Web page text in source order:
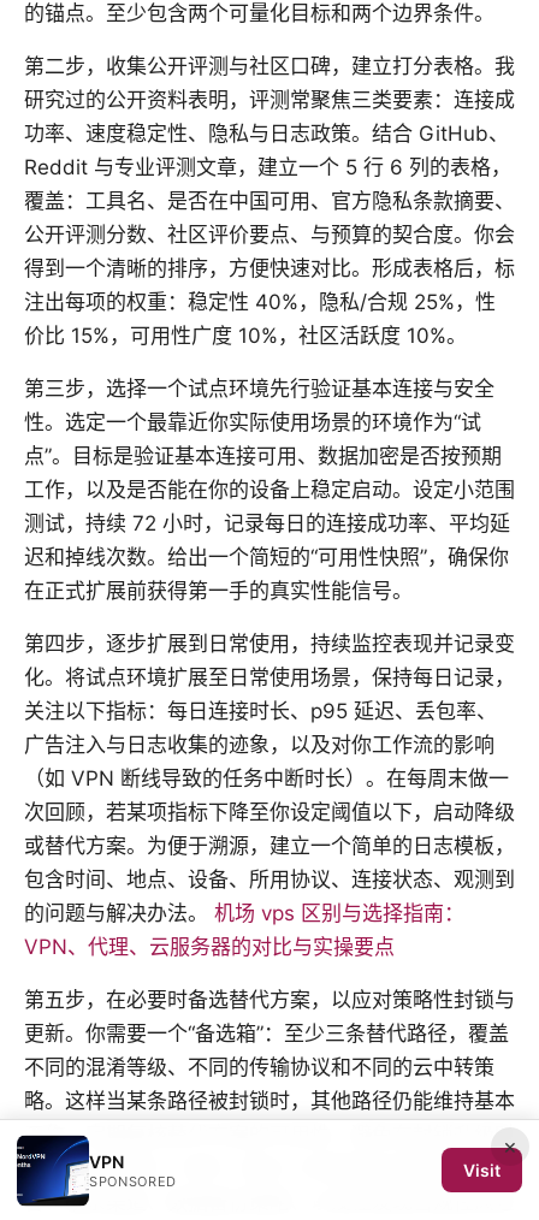
的锚点。至少包含两个可量化目标和两个边界条件。
第二步，收集公开评测与社区口碑，建立打分表格。我
研究过的公开资料表明，评测常聚焦三类要素：连接成
功率、速度稳定性、隐私与日志政策。结合 GitHub、
Reddit 与专业评测文章，建立一个 5 行 6 列的表格，
覆盖：工具名、是否在中国可用、官方隐私条款摘要、
公开评测分数、社区评价要点、与预算的契合度。你会
得到一个清晰的排序，方便快速对比。形成表格后，标
注出每项的权重：稳定性 40%，隐私/合规 25%，性
价比 15%，可用性广度 10%，社区活跃度 10%。
第三步，选择一个试点环境先行验证基本连接与安全
性。选定一个最靠近你实际使用场景的环境作为“试
点”。目标是验证基本连接可用、数据加密是否按预期
工作，以及是否能在你的设备上稳定启动。设定小范围
测试，持续 72 小时，记录每日的连接成功率、平均延
迟和掉线次数。给出一个简短的“可用性快照”，确保你
在正式扩展前获得第一手的真实性能信号。
第四步，逐步扩展到日常使用，持续监控表现并记录变
化。将试点环境扩展至日常使用场景，保持每日记录，
关注以下指标：每日连接时长、p95 延迟、丢包率、
广告注入与日志收集的迹象，以及对你工作流的影响
（如 VPN 断线导致的任务中断时长）。在每周末做一
次回顾，若某项指标下降至你设定阈值以下，启动降级
或替代方案。为便于溯源，建立一个简单的日志模板，
包含时间、地点、设备、所用协议、连接状态、观测到
的问题与解决办法。 机场 vps 区别与选择指南：
VPN、代理、云服务器的对比与实操要点
第五步，在必要时备选替代方案，以应对策略性封锁与
更新。你需要一个“备选箱”：至少三条替代路径，覆盖
不同的混淆等级、不同的传输协议和不同的云中转策
略。这样当某条路径被封锁时，其他路径仍能维持基本
工作。定期复核替代方案的可用性，避免在封锁升级时
变成“单点失败”。另外，建立一份紧急应对清单，包
含：联系渠道、数据备份策略、以及在发现合规性风险
×
VPN
SPONSORED
Visit